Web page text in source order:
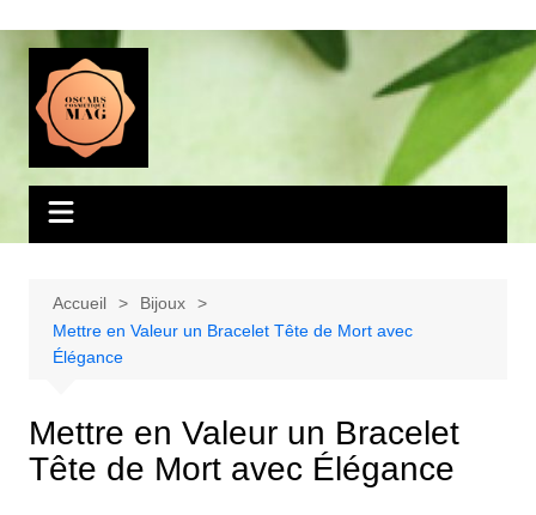
contenu
Accueil
Bijoux
Mettre en Valeur un Bracelet Tête de Mort avec
Élégance
Mettre en Valeur un Bracelet
Tête de Mort avec Élégance